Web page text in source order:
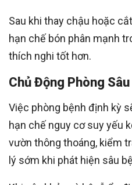
Sau khi thay chậu hoặc
hạn chế bón phân mạnh
thích nghi tốt hơn.
Chủ Động Phòng
Việc phòng bệnh định kỳ
hạn chế nguy cơ suy yếu
vườn thông thoáng, kiểm
lý sớm khi phát hiện sâu